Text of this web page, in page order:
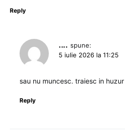
Reply
.... spune:
5 iulie 2026 la 11:25
sau nu muncesc. traiesc in
Reply